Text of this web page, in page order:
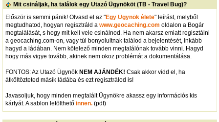
Mit csináljak, ha találok egy Utazó Ügynököt (TB - Travel Bug)?
Először is semmi pánik! Olvasd el az "Egy Ügynök élete" leírást, melyből
megtudhatod, hogyan regisztráld a www.geocaching.com oldalon a Bogár
megtalálását, s hogy mit kell vele csinálnod. Ha nem akarsz emiatt regisztálni
a geocaching.com-on, vagy túl bonyolultnak találod a bejelentését, inkább
hagyd a ládában. Nem kötelező minden megtalálónak tovább vinni. Hagyd
hogy más vigye tovább, akinek nem okoz problémát a dokumentálása.
FONTOS: Az Utazó Ügynök NEM AJÁNDÉK! Csak akkor vidd el, ha
átköltözteted másik ládába és ezt regisztrálod is!
Javasoljuk, hogy minden megtalált Ügynökre akassz egy információs kis
kártyát. A sablon letölthető innen.(pdf)